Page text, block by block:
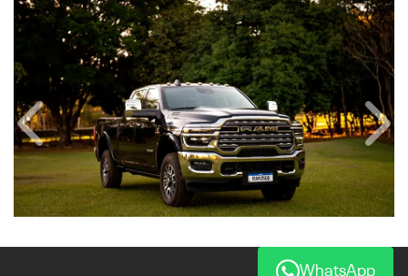
Anterior
WhatsApp